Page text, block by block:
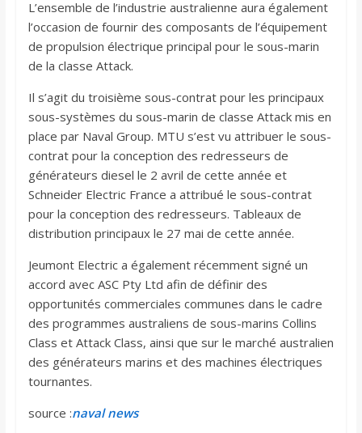
L’ensemble de l’industrie australienne aura également
l’occasion de fournir des composants de l’équipement
de propulsion électrique principal pour le sous-marin
de la classe Attack.
Il s’agit du troisième sous-contrat pour les principaux
sous-systèmes du sous-marin de classe Attack mis en
place par Naval Group. MTU s’est vu attribuer le sous-
contrat pour la conception des redresseurs de
générateurs diesel le 2 avril de cette année et
Schneider Electric France a attribué le sous-contrat
pour la conception des redresseurs. Tableaux de
distribution principaux le 27 mai de cette année.
Jeumont Electric a également récemment signé un
accord avec ASC Pty Ltd afin de définir des
opportunités commerciales communes dans le cadre
des programmes australiens de sous-marins Collins
Class et Attack Class, ainsi que sur le marché australien
des générateurs marins et des machines électriques
tournantes.
source :naval news